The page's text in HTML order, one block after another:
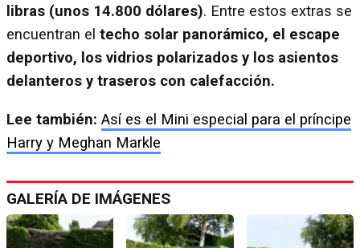
libras (unos 14.800 dólares). Entre estos extras se
encuentran el techo solar panorámico, el escape
deportivo, los vidrios polarizados y los asientos
delanteros y traseros con calefacción.
Lee también: Así es el Mini especial para el príncipe
Harry y Meghan Markle
GALERÍA DE IMÁGENES